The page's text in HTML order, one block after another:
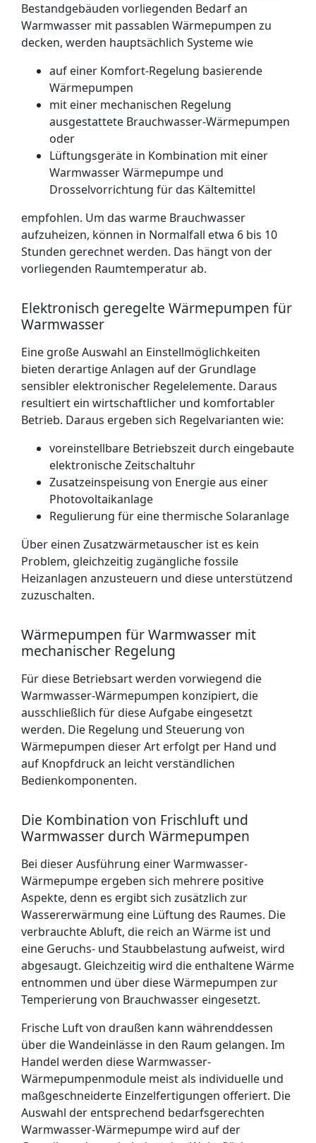
Bestandgebäuden vorliegenden Bedarf an
Warmwasser mit passablen Wärmepumpen zu
decken, werden hauptsächlich Systeme wie
auf einer Komfort-Regelung basierende
Wärmepumpen
mit einer mechanischen Regelung
ausgestattete Brauchwasser-Wärmepumpen
oder
Lüftungsgeräte in Kombination mit einer
Warmwasser Wärmepumpe und
Drosselvorrichtung für das Kältemittel
empfohlen. Um das warme Brauchwasser
aufzuheizen, können in Normalfall etwa 6 bis 10
Stunden gerechnet werden. Das hängt von der
vorliegenden Raumtemperatur ab.
Elektronisch geregelte Wärmepumpen für
Warmwasser
Eine große Auswahl an Einstellmöglichkeiten
bieten derartige Anlagen auf der Grundlage
sensibler elektronischer Regelelemente. Daraus
resultiert ein wirtschaftlicher und komfortabler
Betrieb. Daraus ergeben sich Regelvarianten wie:
voreinstellbare Betriebszeit durch eingebaute
elektronische Zeitschaltuhr
Zusatzeinspeisung von Energie aus einer
Photovoltaikanlage
Regulierung für eine thermische Solaranlage
Über einen Zusatzwärmetauscher ist es kein
Problem, gleichzeitig zugängliche fossile
Heizanlagen anzusteuern und diese unterstützend
zuzuschalten.
Wärmepumpen für Warmwasser mit
mechanischer Regelung
Für diese Betriebsart werden vorwiegend die
Warmwasser-Wärmepumpen konzipiert, die
ausschließlich für diese Aufgabe eingesetzt
werden. Die Regelung und Steuerung von
Wärmepumpen dieser Art erfolgt per Hand und
auf Knopfdruck an leicht verständlichen
Bedienkomponenten.
Die Kombination von Frischluft und
Warmwasser durch Wärmepumpen
Bei dieser Ausführung einer Warmwasser-
Wärmepumpe ergeben sich mehrere positive
Aspekte, denn es ergibt sich zusätzlich zur
Wassererwärmung eine Lüftung des Raumes. Die
verbrauchte Abluft, die reich an Wärme ist und
eine Geruchs- und Staubbelastung aufweist, wird
abgesaugt. Gleichzeitig wird die enthaltene Wärme
entnommen und über diese Wärmepumpen zur
Temperierung von Brauchwasser eingesetzt.
Frische Luft von draußen kann währenddessen
über die Wandeinlässe in den Raum gelangen. Im
Handel werden diese Warmwasser-
Wärmepumpenmodule meist als individuelle und
maßgeschneiderte Einzelfertigungen offeriert. Die
Auswahl der entsprechend bedarfsgerechten
Warmwasser-Wärmepumpe wird auf der